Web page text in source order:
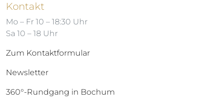
Kontakt
Mo – Fr 10 – 18:30 Uhr
Sa 10 – 18 Uhr
Zum Kontaktformular
Newsletter
360°-Rundgang in Bochum